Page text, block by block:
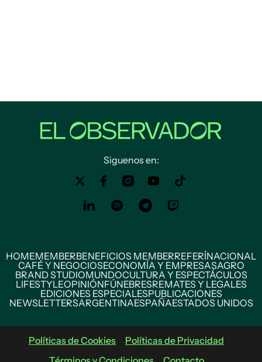
Siguenos en:
HOMEMEMBERBENEFICIOS MEMBERREFERÍNACIONAL
CAFÉ Y NEGOCIOSECONOMÍA Y EMPRESASAGRO
BRAND STUDIOMUNDOCULTURA Y ESPECTÁCULOS
LIFESTYLEOPINIÓNFÚNEBRESREMATES Y LEGALES
EDICIONES ESPECIALESPUBLICACIONES
NEWSLETTERSARGENTINAESPAÑAESTADOS UNIDOS
Políticas de Cookies
Políticas de Privacidad